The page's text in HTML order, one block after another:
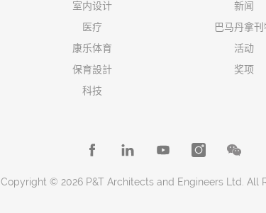
室内设计
医疗
康乐体育
保育設計
科技
新闻
巴马丹拿
活动
奖项
Copyright © 2026 P&T Architects and Engineers Ltd. All